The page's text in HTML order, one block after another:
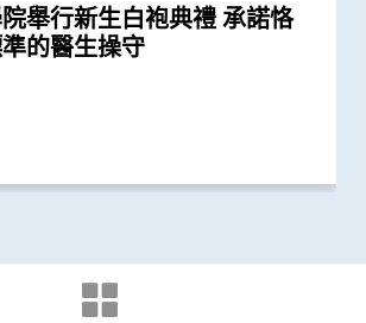
舉行新生白袍典禮 承諾恪
的醫生操守
向最年輕「無言老師」致敬
勇奪英國文化協會「科學一
港區冠軍 將赴英出戰國際
首辦白袍典禮 逾200醫科新
專業
任趙偉仁教授為醫學院院長
到訪中大醫學院 參觀先進
施 與教職員及學生會面交
慶祝40周年院慶 成員捐出
作品拍賣 善款用於醫學教
洪克協痛症研究所」及「洪
科門診」命名典禮 開發預
痛新療法 喚起大眾對疼痛...
與香港科技園公司合作舉辦
及科技峰會」 展示香港轉
慶祝成立40周年 「傳」承
「新」醫學科研 「全心」
公布2019/20年度醫學士課
7科40分 延攬更多更全面
2019學年推「學生自主課
性豐富學醫經歷
公布2018/19年度醫學士課
公布2017/18年度醫學士課
35周年院慶晚宴 雲集千多
承先啟後回饋社會
學「呂志和卓越青年學者獎
式成立 逾千萬港元獎學金
生海外深造
學醫學院回應有關醫學士課
學醫學院回應有關醫學士課
計劃生育委員會副主任王國
大醫學院榮譽教授 進一步
西醫結合醫學發展
研究發現本港高血壓人士藥
如理想 僅五成患者血壓受
命倫理學中心 推動香港各
科技革命核心議題
理學中心開幕研討會 探討
與生物科技革命的雙面刃
學家晉身Eppendorf and
經生物學獎三甲 中大優秀醫
解腦神經網絡之謎
院首辦白袍慶典 新生立志
首辦生命倫理工作坊 重點
命倫理中心 開創生物醫
驗、社會道德互融新紀元
舉辦首次「無言老師」撒灰
捐贈者的無私精神致敬
屆蔡永業紀念講座 向創立
致敬 專業精神薪火相傳
名學生修讀亞洲首個「環球
訓計劃」
學－威爾斯親王醫院心血管
正式開幕 多功能設施有助
效
志和臨床醫學大樓命名典禮